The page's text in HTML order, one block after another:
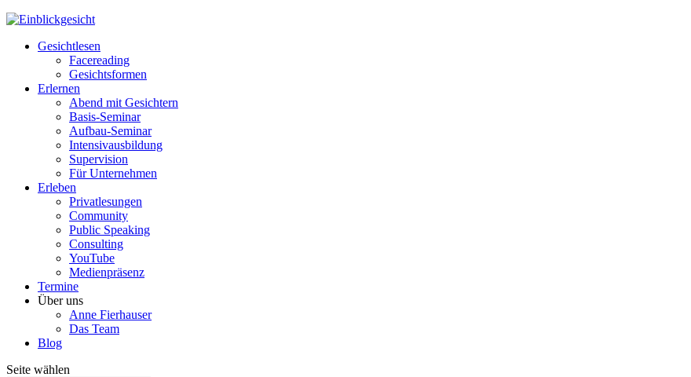
Gesichtlesen
Facereading
Gesichtsformen
Erlernen
Abend mit Gesichtern
Basis-Seminar
Aufbau-Seminar
Intensivausbildung
Supervision
Für Unternehmen
Erleben
Privatlesungen
Community
Public Speaking
Consulting
YouTube
Medienpräsenz
Termine
Über uns
Anne Fierhauser
Das Team
Blog
Seite wählen